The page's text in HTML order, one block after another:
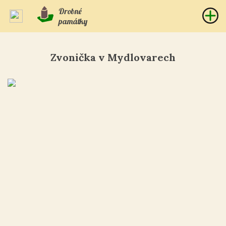
Drobné
památky
Zvonička v Mydlovarech